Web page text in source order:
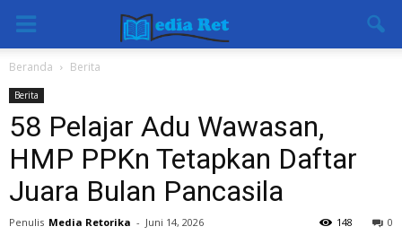
Beranda Berita
Berita
58 Pelajar Adu Wawasan,
HMP PPKn Tetapkan Daftar
Juara Bulan Pancasila
Penulis Media Retorika - Juni 14, 2026 0
148